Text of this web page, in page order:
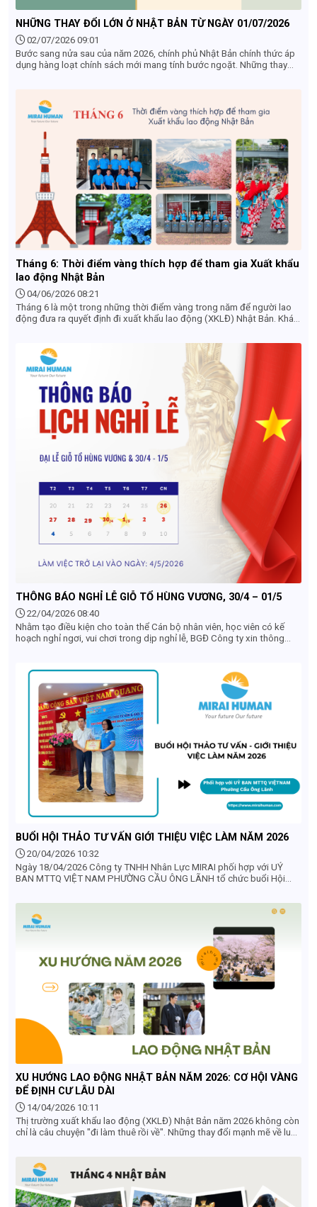
NHỮNG THAY ĐỔI LỚN Ở NHẬT BẢN TỪ NGÀY 01/07/2026
02/07/2026 09:01
Bước sang nửa sau của năm 2026, chính phủ Nhật Bản chính thức áp
dụng hàng loạt chính sách mới mang tính bước ngoặt. Những thay
người lao động (TTS, Tokutei), du học sinh và các doanh nghiệp
nước ngoài tại đây. Dưới đây là 4 điểm mới quan trọng nhất bắt đầu
có hiệu lực mà bạn không thể bỏ qua.
Tháng 6: Thời điểm vàng thích hợp để tham gia Xuất khẩu
lao động Nhật Bản
04/06/2026 08:21
Tháng 6 là một trong những thời điểm vàng trong năm để người lao
động đưa ra quyết định đi xuất khẩu lao động (XKLĐ) Nhật Bản. Khác
dụng và làm hồ sơ, tháng 6 sở hữu những lợi thế cực kỳ lớn về cả đơn
hàng, chi phí lẫn lộ trình thời gian. Dưới đây là những lý do vì sao bạn
nên chốt đơn hàng và làm hồ sơ XKLĐ Nhật Bản ngay trong tháng 6
THÔNG BÁO NGHỈ LỄ GIỖ TỔ HÙNG VƯƠNG, 30/4 – 01/5
22/04/2026 08:40
Nhằm tạo điều kiện cho toàn thể Cán bộ nhân viên, học viên có kế
hoạch nghỉ ngơi, vui chơi trong dịp nghỉ lễ, BGĐ Công ty xin thông
BUỔI HỘI THẢO TƯ VẤN GIỚI THIỆU VIỆC LÀM NĂM 2026
20/04/2026 10:32
Ngày 18/04/2026 Công ty TNHH Nhân Lực MIRAI phối hợp với UỶ
BAN MTTQ VIỆT NAM PHƯỜNG CẦU ÔNG LÃNH tổ chức buổi Hội
năm 2026
XU HƯỚNG LAO ĐỘNG NHẬT BẢN NĂM 2026: CƠ HỘI VÀNG
ĐỂ ĐỊNH CƯ LÂU DÀI
14/04/2026 10:11
Thị trường xuất khẩu lao động (XKLĐ) Nhật Bản năm 2026 không còn
chỉ là câu chuyện "đi làm thuê rồi về". Những thay đổi mạnh mẽ về luật
cho lao động Việt Nam. Dưới đây là 5 xu hướng chủ đạo mà bạn
không thể bỏ qua.